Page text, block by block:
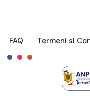
FAQ Termeni si